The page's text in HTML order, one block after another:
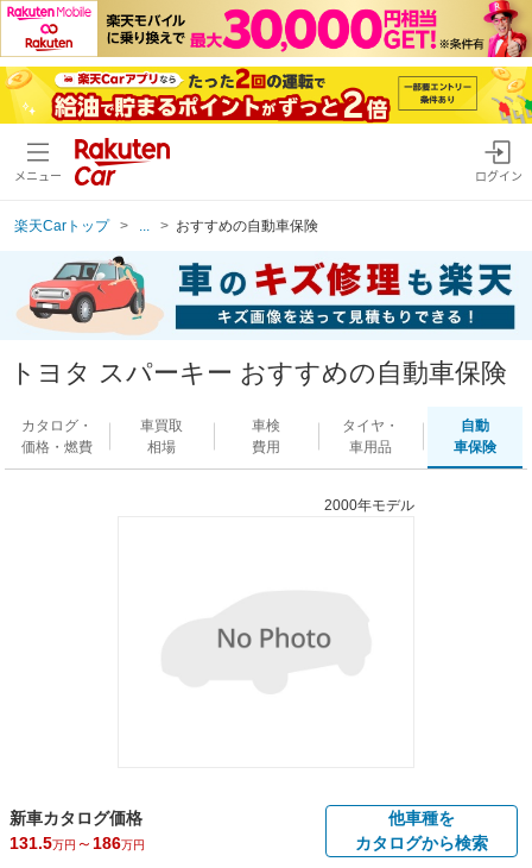
メニュー ログイン
楽天Carトップ おすすめの自動車保険
トヨタ スパーキー おすすめの自動車保険
カタログ・
価格・燃費
車買取
相場
車検
費用
タイヤ・
車用品
自動
車保険
2000年モデル
新車カタログ価格
131.5万円 ～ 186万円
他車種を
カタログから検索